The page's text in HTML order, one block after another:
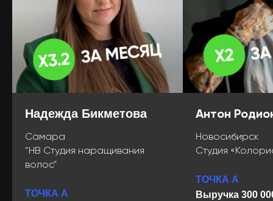
Надежда Бикметова
Самара
“HB Студия наращивания
волос”
ТОЧКА А
Антон
Новосибирск
Студия
ТОЧКА А
Выручка 300